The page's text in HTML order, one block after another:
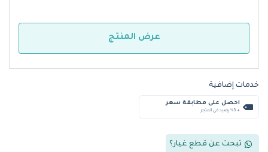
عرض المنتج
خدمات إضافية
احصل على مطابقة سعر
+ %5 رصيد في المتجر
تبحث عن قطع غيار؟